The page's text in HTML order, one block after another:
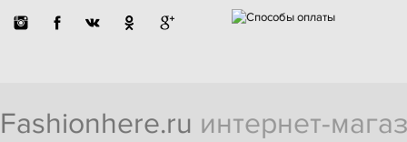
Fashionhere.ru интернет-